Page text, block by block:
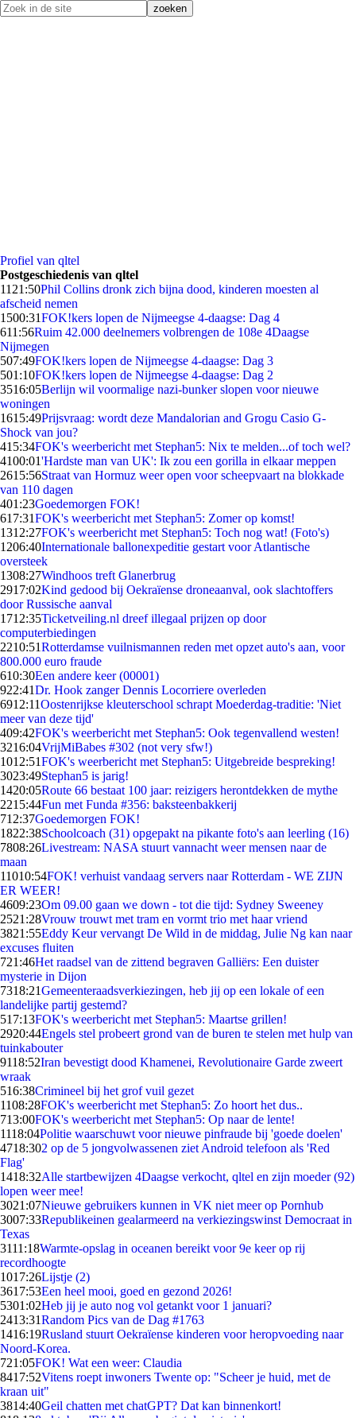
Profiel van qltel
Postgeschiedenis van qltel
11 21:50Phil Collins dronk zich bijna dood, kinderen moesten al
afscheid nemen
1500:31FOK!kers lopen de Nijmeegse 4-daagse: Dag 4
611:56Ruim 42.000 deelnemers volbrengen de 108e 4Daagse
Nijmegen
507:49FOK!kers lopen de Nijmeegse 4-daagse: Dag 3
501:10FOK!kers lopen de Nijmeegse 4-daagse: Dag 2
3516:05Berlijn wil voormalige nazi-bunker slopen voor nieuwe
woningen
1615:49Prijsvraag: wordt deze Mandalorian and Grogu Casio G-
Shock van jou?
415:34FOK's weerbericht met Stephan5: Nix te melden...of toch wel?
4100:01'Hardste man van UK': Ik zou een gorilla in elkaar meppen
2615:56Straat van Hormuz weer open voor scheepvaart na blokkade
van 110 dagen
401:23Goedemorgen FOK!
617:31FOK's weerbericht met Stephan5: Zomer op komst!
1312:27FOK's weerbericht met Stephan5: Toch nog wat! (Foto's)
1206:40Internationale ballonexpeditie gestart voor Atlantische
oversteek
1308:27Windhoos treft Glanerbrug
2917:02Kind gedood bij Oekraïense droneaanval, ook slachtoffers
door Russische aanval
1712:35Ticketveiling.nl dreef illegaal prijzen op door
computerbiedingen
2210:51Rotterdamse vuilnismannen reden met opzet auto's aan, voor
800.000 euro fraude
610:30Een andere keer (00001)
922:41Dr. Hook zanger Dennis Locorriere overleden
6912:11Oostenrijkse kleuterschool schrapt Moederdag-traditie: 'Niet
meer van deze tijd'
409:42FOK's weerbericht met Stephan5: Ook tegenvallend westen!
3216:04VrijMiBabes #302 (not very sfw!)
1012:51FOK's weerbericht met Stephan5: Uitgebreide bespreking!
3023:49Stephan5 is jarig!
1420:05Route 66 bestaat 100 jaar: reizigers herontdekken de mythe
2215:44Fun met Funda #356: baksteenbakkerij
712:37Goedemorgen FOK!
1822:38Schoolcoach (31) opgepakt na pikante foto's aan leerling (16)
7808:26Livestream: NASA stuurt vannacht weer mensen naar de
maan
11010:54FOK! verhuist vandaag servers naar Rotterdam - WE ZIJN
ER WEER!
4609:23Om 09.00 gaan we down - tot die tijd: Sydney Sweeney
2521:28Vrouw trouwt met tram en vormt trio met haar vriend
3821:55Eddy Keur vervangt De Wild in de middag, Julie Ng kan naar
excuses fluiten
721:46Het raadsel van de zittend begraven Galliërs: Een duister
mysterie in Dijon
7318:21Gemeenteraadsverkiezingen, heb jij op een lokale of een
landelijke partij gestemd?
517:13FOK's weerbericht met Stephan5: Maartse grillen!
2920:44Engels stel probeert grond van de buren te stelen met hulp van
tuinkabouter
9118:52Iran bevestigt dood Khamenei, Revolutionaire Garde zweert
wraak
516:38Crimineel bij het grof vuil gezet
1108:28FOK's weerbericht met Stephan5: Zo hoort het dus..
713:00FOK's weerbericht met Stephan5: Op naar de lente!
1118:04Politie waarschuwt voor nieuwe pinfraude bij 'goede doelen'
4718:302 op de 5 jongvolwassenen ziet Android telefoon als 'Red
Flag'
1418:32Alle startbewijzen 4Daagse verkocht, qltel en zijn moeder (92)
lopen weer mee!
3021:07Nieuwe gebruikers kunnen in VK niet meer op Pornhub
3007:33Republikeinen gealarmeerd na verkiezingswinst Democraat in
Texas
3111:18Warmte-opslag in oceanen bereikt voor 9e keer op rij
recordhoogte
1017:26Lijstje (2)
3617:53Een heel mooi, goed en gezond 2026!
5301:02Heb jij je auto nog vol getankt voor 1 januari?
2413:31Random Pics van de Dag #1763
1416:19Rusland stuurt Oekraïense kinderen voor heropvoeding naar
Noord-Korea.
721:05FOK! Wat een weer: Claudia
8417:52Vitens roept inwoners Twente op: "Scheer je huid, met de
kraan uit"
3814:40Geil chatten met chatGPT? Dat kan binnenkort!